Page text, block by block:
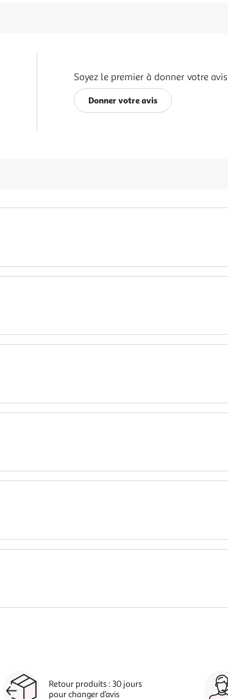
Soyez le premier à donner votre avis
Donner votre avis
Retour produits : 30 jours
pour changer d’avis